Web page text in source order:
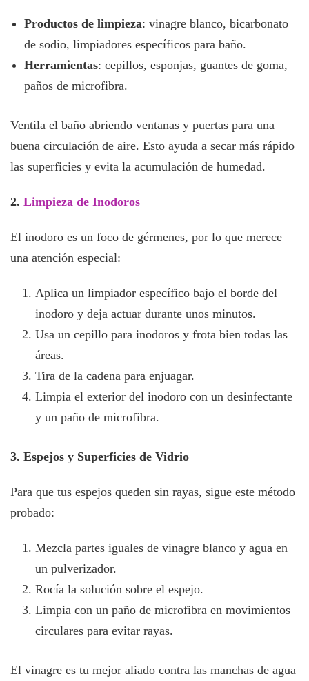
Productos de limpieza: vinagre blanco, bicarbonato
de sodio, limpiadores específicos para baño.
Herramientas: cepillos, esponjas, guantes de goma,
paños de microfibra.
Ventila el baño abriendo ventanas y puertas para una
buena circulación de aire. Esto ayuda a secar más rápido
las superficies y evita la acumulación de humedad.
2. Limpieza de Inodoros
El inodoro es un foco de gérmenes, por lo que merece
una atención especial:
Aplica un limpiador específico bajo el borde del
inodoro y deja actuar durante unos minutos.
Usa un cepillo para inodoros y frota bien todas las
áreas.
Tira de la cadena para enjuagar.
Limpia el exterior del inodoro con un desinfectante
y un paño de microfibra.
3. Espejos y Superficies de Vidrio
Para que tus espejos queden sin rayas, sigue este método
probado:
Mezcla partes iguales de vinagre blanco y agua en
un pulverizador.
Rocía la solución sobre el espejo.
Limpia con un paño de microfibra en movimientos
circulares para evitar rayas.
El vinagre es tu mejor aliado contra las manchas de agua